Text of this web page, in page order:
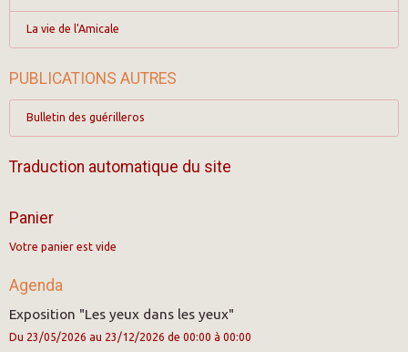
La vie de l'Amicale
PUBLICATIONS AUTRES
Bulletin des guérilleros
Traduction automatique du site
Panier
Votre panier est vide
Agenda
Exposition "Les yeux dans les yeux"
Du 23/05/2026 au 23/12/2026 de 00:00 à 00:00